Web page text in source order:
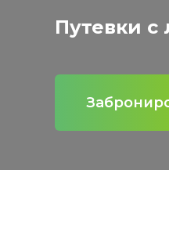
Путевки с